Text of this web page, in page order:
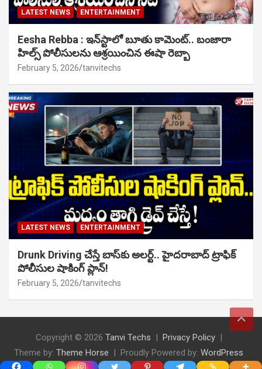
LATEST NEWS ENTERTAINMENT
Eesha Rebba : ఇన్‌స్టాలో బూతు కామెంట్.. బంజారా
హిల్స్ పోలీసులను ఆశ్రయించిన ఈషా రెబ్బా
February 5, 2026 tanvitechs
LATEST NEWS ENTERTAINMENT
Drunk Driving చేస్తే బాస్‌కు అలర్ట్.. హైదరాబాద్ ట్రాఫిక్
పోలీసుల షాకింగ్ ప్లాన్!
February 5, 2026 tanvitechs
Copyright © 2026 Tanvi Techs
Privacy Policy
Theme by: Theme Horse Proudly Powered by: WordPress